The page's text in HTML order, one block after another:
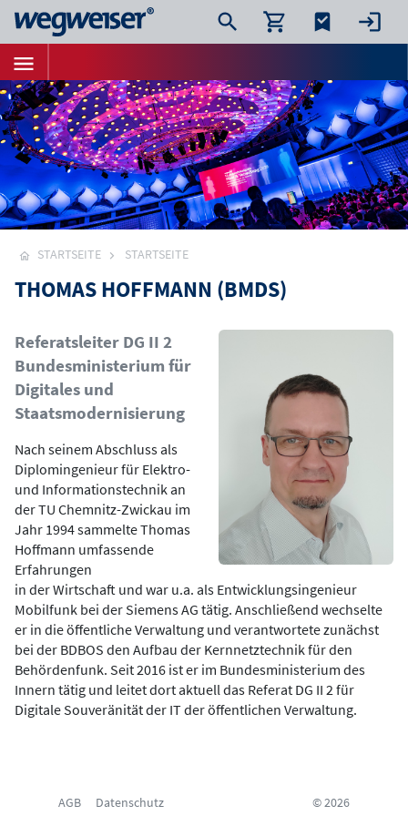
STARTSEITE STARTSEITE
THOMAS HOFFMANN (BMDS)
Bild
Referatsleiter DG II 2
Bundesministerium für
Digitales und
Staatsmodernisierung
Nach seinem Abschluss als
Diplomingenieur für Elektro-
und Informationstechnik an
der TU Chemnitz-Zwickau im
Jahr 1994 sammelte Thomas
Hoffmann umfassende
Erfahrungen
in der Wirtschaft und war u.a. als Entwicklungsingenieur
Mobilfunk bei der Siemens AG tätig. Anschließend wechselte
er in die öffentliche Verwaltung und verantwortete zunächst
bei der BDBOS den Aufbau der Kernnetztechnik für den
Behördenfunk. Seit 2016 ist er im Bundesministerium des
Innern tätig und leitet dort aktuell das Referat DG II 2 für
Digitale Souveränität der IT der öffentlichen Verwaltung.
AGB
Datenschutz
© 2026